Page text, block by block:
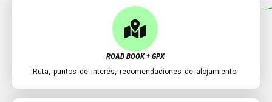
ROAD BOOK + GPX
Ruta, puntos de interés, recomendaciones de alojamiento.